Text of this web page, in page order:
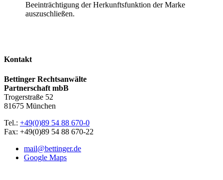
Beeinträchtigung der Herkunftsfunktion der Marke
auszuschließen.
Kontakt
Bettinger Rechtsanwälte
Partnerschaft mbB
Trogerstraße 52
81675 München
Tel.: +49(0)89 54 88 670-0
Fax: +49(0)89 54 88 670-22
mail@bettinger.de
Google Maps